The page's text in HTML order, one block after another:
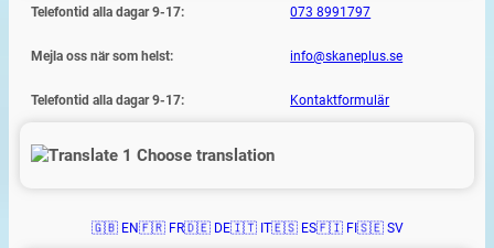
Telefontid alla dagar 9-17: 073 8991797
Mejla oss när som helst: info@skaneplus.se
Telefontid alla dagar 9-17: Kontaktformulär
Choose translation
🇬🇧 EN🇫🇷 FR🇩🇪 DE🇮🇹 IT🇪🇸 ES🇫🇮 FI🇸🇪 SV